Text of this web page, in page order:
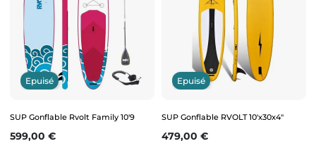
Epuisé
SUP Gonflable Rvolt Family 10'9
Prix
599,00 €
Epuisé
SUP Gonflable RVOLT 10'x30x4"
Prix
479,00 €